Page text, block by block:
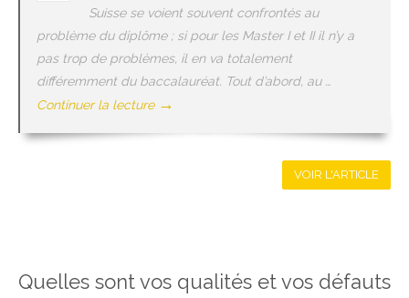
Suisse se voient souvent confrontés au
problème du diplôme ; si pour les Master I et II il n’y a
pas trop de problèmes, il en va totalement
différemment du baccalauréat. Tout d’abord, au …
Continuer la lecture →
VOIR L'ARTICLE
Quelles sont vos qualités et vos défauts